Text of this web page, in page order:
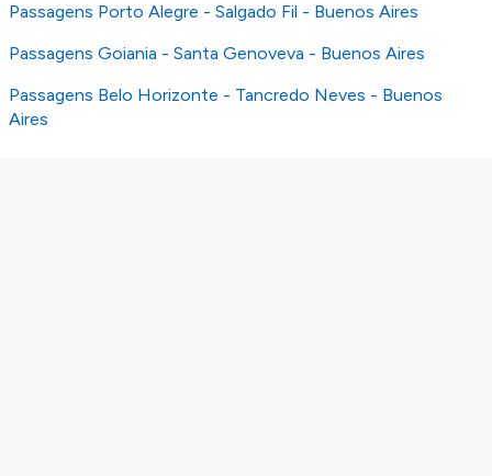
Passagens Porto Alegre - Salgado Fil - Buenos Aires
Passagens Goiania - Santa Genoveva - Buenos Aires
Passagens Belo Horizonte - Tancredo Neves - Buenos
Aires